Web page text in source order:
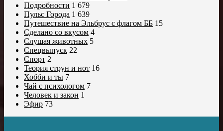
Подробности 1 679
Пульс Города 1 639
Путешествие на Эльбрус с флагом ББ 15
Сделано со вкусом 4
Слушая животных 5
Спецвыпуск 22
Спорт 2
Теория струн и нот 16
Хобби и ты 7
Чай с психологом 7
Человек и закон 1
Эфир 73